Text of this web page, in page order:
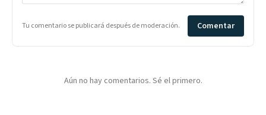
Tu comentario se publicará después de moderación. Comentar
Aún no hay comentarios. Sé el primero.